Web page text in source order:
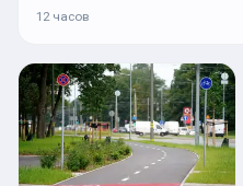
12 часов